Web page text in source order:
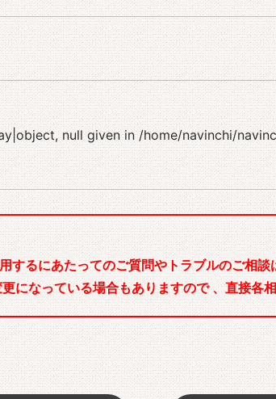
null given in/home/navinchi/
るにあたってのご質問やトラブルのご相談
になっている場合もありますので 、直接各